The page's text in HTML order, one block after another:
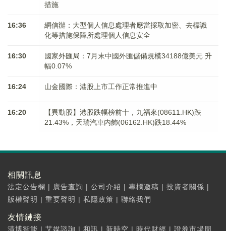
措施
16:36
網信辦：大型個人信息處理者應當採取加密、去標識
化等措施保障所處理個人信息安全
16:30
國家外匯局：7月末中國外匯儲備規模34188億美元 升
幅0.07%
16:24 山金國際：港股上市工作正常推進中
16:20
【異動股】港股跌幅榜前十，九福來(08611.HK)跌
21.43%，天瑞汽車内飾(06162.HK)跌18.44%
相關訊息
法定公告欄 | 廣告查詢 | 公司介紹 | 專欄邀稿 | 投資者關係 |
版權聲明 | 重要聲明 | 私隱政策 | 聯絡我們
友情鏈接
清博智能 | 艾媒諮詢 | 和訊 | 新時空 | 時代財經 | 證券市場周